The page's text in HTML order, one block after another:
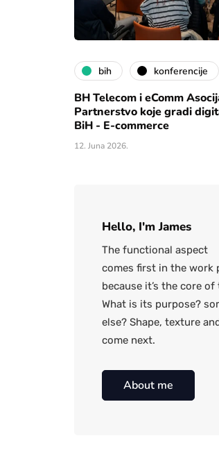
bih konferencije
BH Telecom i eComm
Partnerstvo koje gradi
BiH - E-commerce
12. Juna 2026.
Hello, I'm James
The functional aspect
comes first in the work
because it’s the core
What is its purpose?
else? Shape, texture
come next.
About me